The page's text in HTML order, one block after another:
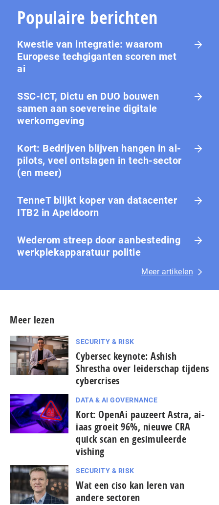
Populaire berichten
Kwestie van integratie: waarom
Europese tech­gi­gan­ten scoren met
ai
SSC-ICT, Dictu en DUO bouwen
samen aan soevereine digitale
werkomgeving
Kort: Bedrijven blijven hangen in ai-
pilots, veel ontslagen in tech-sector
(en meer)
TenneT blijkt koper van datacenter
ITB2 in Apeldoorn
Wederom streep door aanbesteding
werkplekapparatuur politie
Meer artikelen
Meer lezen
SECURITY & RISK
Cybersec keynote: Ashish
Shrestha over leiderschap tijdens
cybercrises
DATA & AI GOVERNANCE
Kort: OpenAi pauzeert Astra, ai-
iaas groeit 96%, nieuwe CRA
quick scan en gesimuleerde
vishing
SECURITY & RISK
Wat een ciso kan leren van
andere sectoren